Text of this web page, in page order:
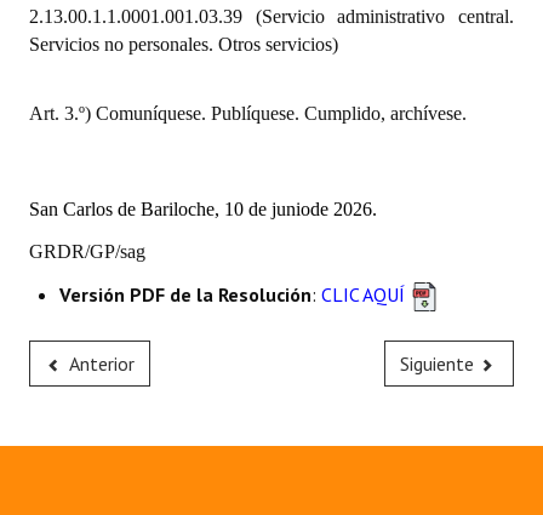
Noticias Destacadas
Datos Históricos
Audiencias Públicas - Registro
Mujeres que Dejaron Huellas - Registro
Ciudadano Ilustre - Registro
2.13.00.1.1.0001.001.03.39 (Servicio administrativo central.
Servicios no personales. Otros servicios)
Art. 3.º) Comuníquese. Publíquese. Cumplido, archívese.
San Carlos de Bariloche, 10 de juniode 2026.
GRDR/GP/sag
Versión PDF de la Resolución: CLIC AQUÍ
Anterior Siguiente